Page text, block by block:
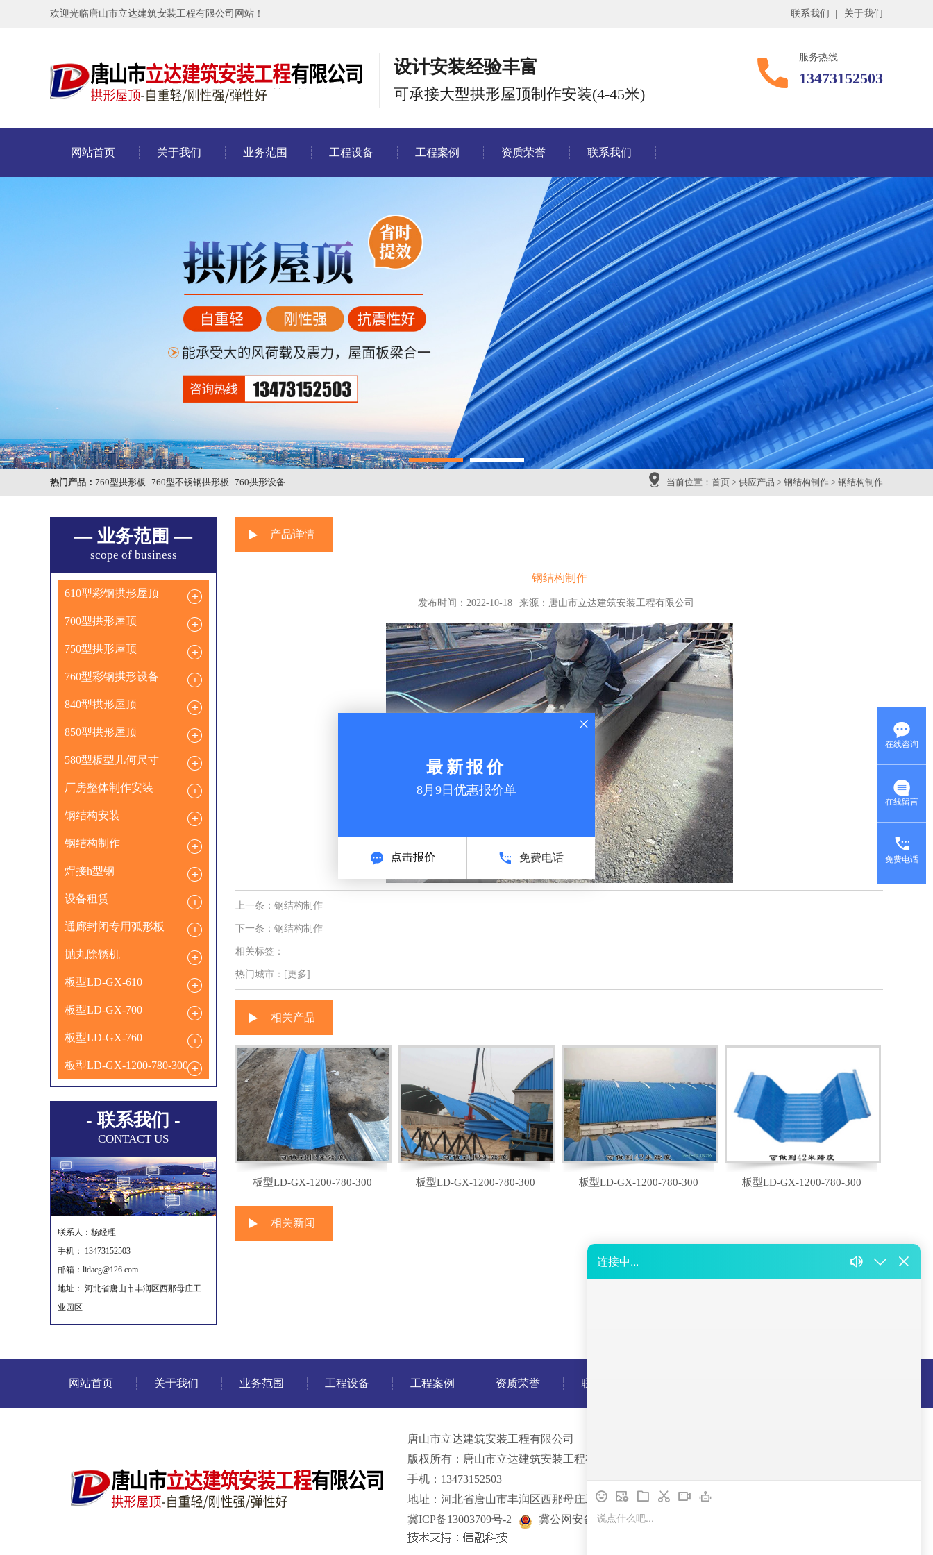
欢迎光临唐山市立达建筑安装工程有限公司网站！ 联系我们 关于我们
设计安装经验丰富
可承接大型拱形屋顶制作安装(4-45米)
服务热线
13473152503
网站首页 关于我们 业务范围 工程设备 工程案例 资质荣誉 联系我们
当前位置： 首页 > 供应产品 > 钢结构制作 > 钢结构制作
热门产品： 760型拱形板 760型不锈钢拱形板 760拱形设备
— 业务范围 —
scope of business
610型彩钢拱形屋顶
700型拱形屋顶
750型拱形屋顶
760型彩钢拱形设备
840型拱形屋顶
850型拱形屋顶
580型板型几何尺寸
厂房整体制作安装
钢结构安装
钢结构制作
焊接h型钢
设备租赁
通廊封闭专用弧形板
抛丸除锈机
板型LD-GX-610
板型LD-GX-700
板型LD-GX-760
板型LD-GX-1200-780-300
- 联系我们 -
CONTACT US
联系人：杨经理
手机： 13473152503
邮箱：lidacg@126.com
地址： 河北省唐山市丰润区西那母庄工
业园区
产品详情
钢结构制作
发布时间：2022-10-18 来源：唐山市立达建筑安装工程有限公司
上一条： 钢结构制作
下一条： 钢结构制作
相关标签：
热门城市： [更多]...
相关产品
板型LD-GX-1200-780-300 板型LD-GX-1200-780-300 板型LD-GX-1200-780-300 板型LD-GX-1200-780-300
相关新闻
网站首页 关于我们 业务范围 工程设备 工程案例 资质荣誉 联系我们
唐山市立达建筑安装工程有限公司
版权所有：唐山市立达建筑安装工程有限公司
手机：13473152503
地址：河北省唐山市丰润区西那母庄工业园区
冀ICP备13003709号-2
冀公网安备 13020802000296号
在线咨询
在线留言
免费电话
最新报价
8月9日优惠报价单
点击报价 免费电话